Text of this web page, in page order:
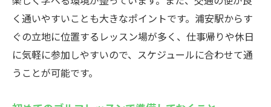
サポートが充実した初心者向けゴルフレッ
スンの特徴
ゴルフライフの第一歩を踏み出すためのア
ドバイス
く通いやすいことも大きなポイントです。浦安駅からす
ぐの立地に位置するレッスン場が多く、仕事帰りや休日
に気軽に参加しやすいので、スケジュールに合わせて通
うことが可能です。